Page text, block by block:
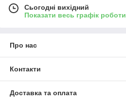
Сьогодні вихідний
Показати весь графік роботи
Про нас
Контакти
Доставка та оплата